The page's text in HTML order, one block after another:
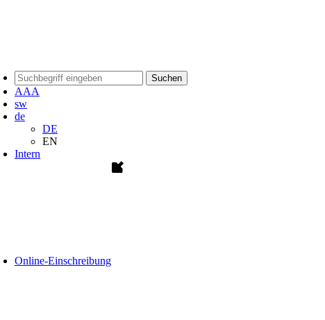
Suchen
AAA
sw
de
DE
EN
Intern
Online-Einschreibung